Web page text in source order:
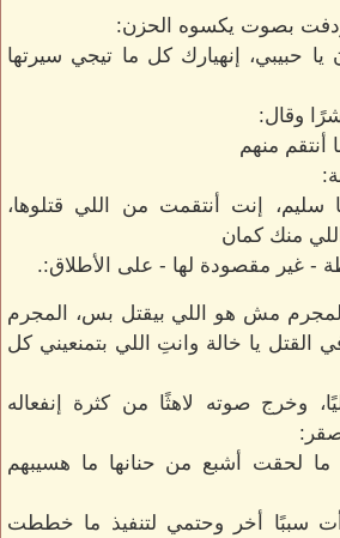
بصوت يكسوه الحزن:
يا حبيبي، إنهيارك كل ما تيجي سيرتها
وقال:
أنتقم منهم
إنت أنتقمت من اللي قتلوها،
منك كمان
- غير مقصودة لها - على الأطلاق:.
مش هو اللي بيقتل بس، المجرم
القتل يا خالة وانتِ اللي بتمنعيني كل
وخرج صوته لاهثًا من كثرة إنفعاله
لحقت أشبع من حنانها ما هسيبهم
سببًا أخر وحتمي لتنفيذ ما خططت